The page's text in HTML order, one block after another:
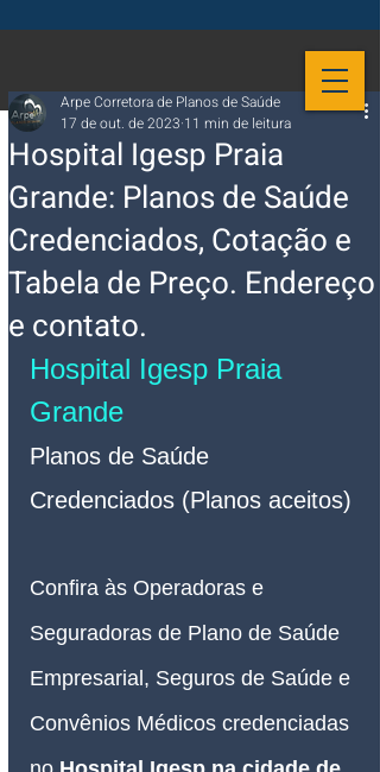
Hospital Igesp Praia
Grande: Planos de Saúde
Credenciados, Cotação e
Tabela de Preço. Endereço
e contato.
Arpe Corretora de Planos de Saúde
17 de out. de 2023 11 min de leitura
Hospital Igesp Praia
Grande
Planos de Saúde
Credenciados (Planos aceitos)
Confira às Operadoras e
Seguradoras de Plano de Saúde
Empresarial, Seguros de Saúde e
Convênios Médicos credenciadas